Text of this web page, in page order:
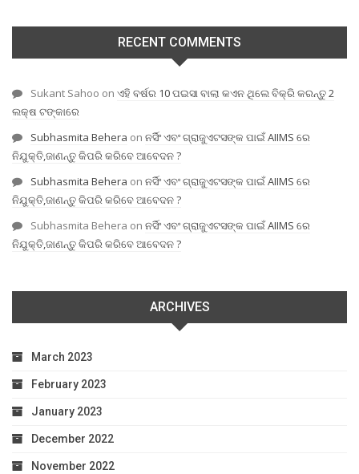
RECENT COMMENTS
Sukant Sahoo on ଏହି ବର୍ଷର 10 ପଇସା ବାଲା କଏନ ଥିଲେ ବିକ୍ରି କରନ୍ତୁ 2
ଲକ୍ଷ ଟଙ୍କାରେ
Subhasmita Behera on ନର୍ସିଂ ଏବଂ ଗ୍ରାଜୁଏଟସଙ୍କ ପାଇଁ AIIMS ରେ
ନିଯୁକ୍ତି,ଜାଣନ୍ତୁ କିପରି କରିବେ ଆବେଦନ ?
Subhasmita Behera on ନର୍ସିଂ ଏବଂ ଗ୍ରାଜୁଏଟସଙ୍କ ପାଇଁ AIIMS ରେ
ନିଯୁକ୍ତି,ଜାଣନ୍ତୁ କିପରି କରିବେ ଆବେଦନ ?
Subhasmita Behera on ନର୍ସିଂ ଏବଂ ଗ୍ରାଜୁଏଟସଙ୍କ ପାଇଁ AIIMS ରେ
ନିଯୁକ୍ତି,ଜାଣନ୍ତୁ କିପରି କରିବେ ଆବେଦନ ?
ARCHIVES
March 2023
February 2023
January 2023
December 2022
November 2022